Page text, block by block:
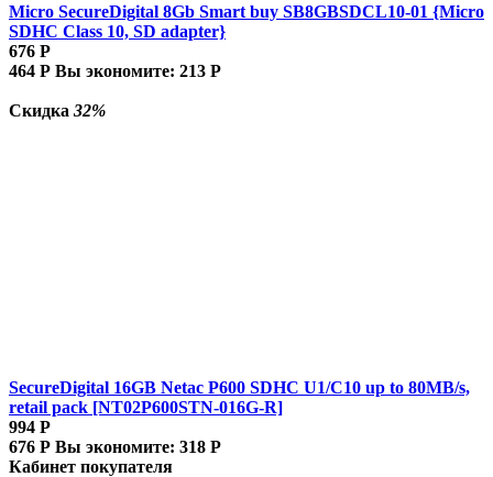
Micro SecureDigital 8Gb Smart buy SB8GBSDCL10-01 {Micro
SDHC Class 10, SD adapter}
676 Р
464 Р Вы экономите: 213 Р
Скидка 32%
SecureDigital 16GB Netac P600 SDHC U1/C10 up to 80MB/s,
retail pack [NT02P600STN-016G-R]
994 Р
676 Р Вы экономите: 318 Р
Кабинет покупателя